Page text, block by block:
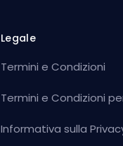
Legale
Termini e Condizioni
Termini e Condizioni
Informativa sulla